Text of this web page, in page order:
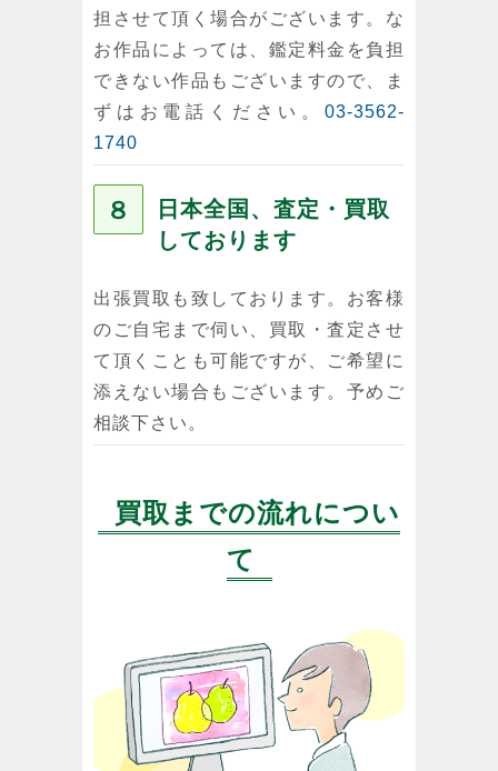
担させて頂く場合がございます。な
お作品によっては、鑑定料金を負担
できない作品もございますので、ま
ずはお電話ください。 03-3562-
1740
８
日本全国、査定・買取
しております
出張買取も致しております。お客様
のご自宅まで伺い、買取・査定させ
て頂くことも可能ですが、ご希望に
添えない場合もございます。予めご
相談下さい。
買取までの流れについ
て